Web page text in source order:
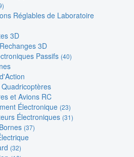
Réglables de Laboratoire
3D
3D
Passifs (40)
et Avions RC
Électronique (23)
Électroniques (31)
(37)
(32)